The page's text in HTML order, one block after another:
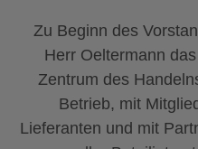
Zu Beginn des
Herr Oeltermann
Zentrum des
Betrieb, mit
Lieferanten und mit